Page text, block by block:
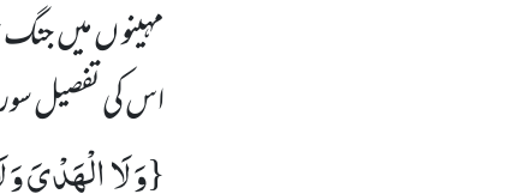
مہینو ں میں
اس کی تفصیل سورۂ
{وَ لَا الْهَدْیَ وَ